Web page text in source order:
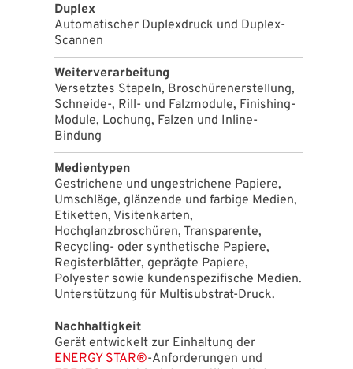
Duplex
Automatischer Duplexdruck und Duplex-
Scannen
Weiterverarbeitung
Versetztes Stapeln, Broschürenerstellung,
Schneide-, Rill- und Falzmodule, Finishing-
Module, Lochung, Falzen und Inline-
Bindung
Medientypen
Gestrichene und ungestrichene Papiere,
Umschläge, glänzende und farbige Medien,
Etiketten, Visitenkarten,
Hochglanzbroschüren, Transparente,
Recycling- oder synthetische Papiere,
Registerblätter, geprägte Papiere,
Polyester sowie kundenspezifische Medien.
Unterstützung für Multisubstrat-Druck.
Nachhaltigkeit
Gerät entwickelt zur Einhaltung der
ENERGY STAR®-Anforderungen und